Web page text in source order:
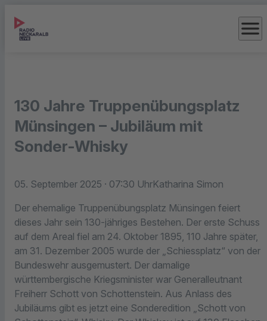
menu
130 Jahre Truppenübungsplatz
Münsingen – Jubiläum mit
Sonder-Whisky
05. September 2025 · 07:30 UhrKatharina Simon
Der ehemalige Truppenübungsplatz Münsingen feiert
dieses Jahr sein 130-jähriges Bestehen. Der erste Schuss
auf dem Areal fiel am 24. Oktober 1895, 110 Jahre später,
am 31. Dezember 2005 wurde der „Schiessplatz“ von der
Bundeswehr ausgemustert. Der damalige
württembergische Kriegsminister war Generalleutnant
Freiherr Schott von Schottenstein. Aus Anlass des
Jubiläums gibt es jetzt eine Sonderedition „Schott von